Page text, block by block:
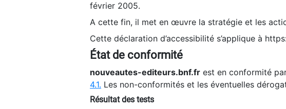
février 2005.
A cette fin, il met en œuvre la stratégie et les
Cette déclaration d’accessibilité s’applique à
État de conformité
nouveautes-editeurs.bnf.fr est en conformité
4.1. Les non-conformités et les éventuelles
Résultat des tests